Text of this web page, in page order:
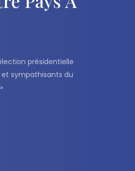
présidentielle
et sympathisants du